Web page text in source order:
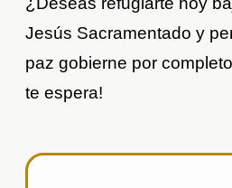
Jesús Sacramentado y
paz gobierne por
te espera!